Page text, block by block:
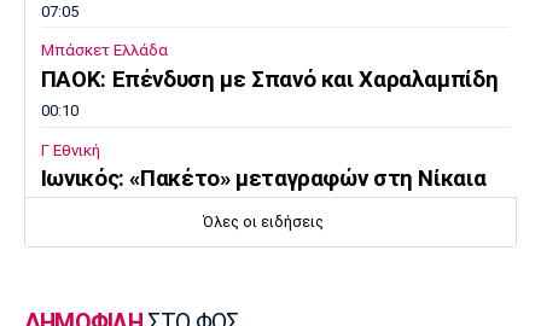
07:05
Μπάσκετ Ελλάδα
ΠΑΟΚ: Επένδυση με Σπανό και Χαραλαμπίδη
00:10
Γ Εθνική
Ιωνικός: «Πακέτο» μεταγραφών στη Νίκαια
Ποδόσφαιρο - Διεθνή
23:35
Όλες οι ειδήσεις